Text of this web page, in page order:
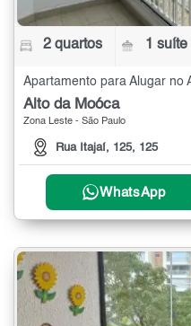
2 quartos 1 suíte
Alto da Moóca
Zona Leste - São Paulo
Rua Itajaí, 125, 125
WhatsApp